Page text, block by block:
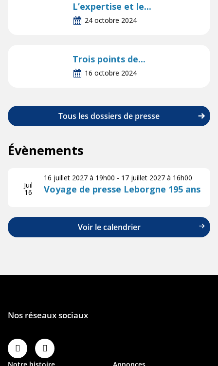
L’expertise et le...
24 octobre 2024
Trois points de...
16 octobre 2024
Tous les dossiers de presse
Évènements
Juil
16
16 juillet 2027 à 19h00 - 17 juillet 2027 à 16h00
Voyage de presse Leborgne 195 ans
Voir le calendrier